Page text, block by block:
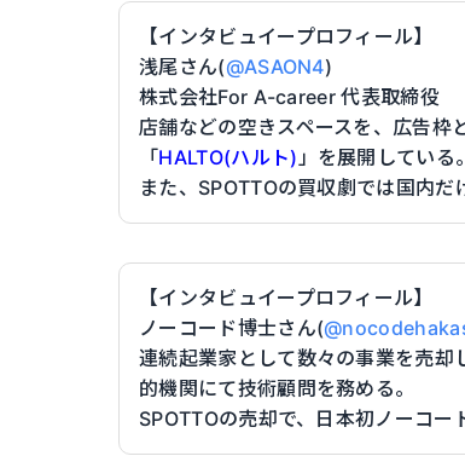
【インタビュイープロフィール】
浅尾さん(@ASAON4)
株式会社For A-career 代表取締役
店舗などの空きスペースを、広告枠
「HALTO(ハルト) 」を展開している。
また、SPOTTOの買収劇では国内だ
【インタビュイープロフィール】
ノーコード博士さん(
連続起業家として数々の事業を売
的機関にて技術顧問を務める。
SPOTTOの売却で、日本初ノーコー